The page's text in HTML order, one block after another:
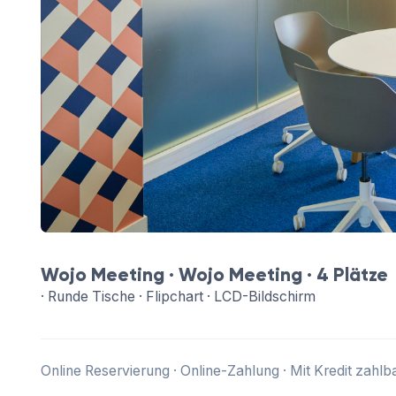
Wojo Meeting · Wojo Meeting· 4 Plätze
· Runde Tische · Flipchart · LCD-Bildschirm
Online Reservierung · Online-Zahlung · Mit Kredit